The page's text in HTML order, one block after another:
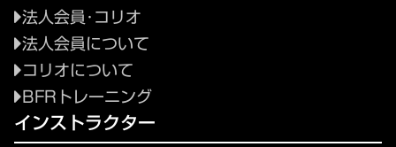
法人会員･コリオ
法人会員について
コリオについて
BFRトレーニング
インストラクター